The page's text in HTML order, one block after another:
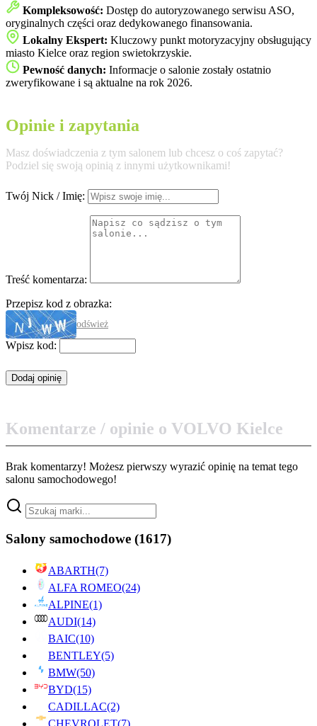
Kompleksowość: Dostęp do autoryzowanego serwisu ASO,
oryginalnych części oraz dedykowanego finansowania.
Lokalny Ekspert: Kluczowy punkt motoryzacyjny obsługujący
miasto Kielce oraz region swietokrzyskie.
Pewność danych: Informacje o salonie zostały ostatnio
zweryfikowane i są aktualne na rok 2026.
Opinie i zapytania
Masz doświadczenia z tym salonem lub chcesz o coś zapytać?
Podziel się swoją opinią z innymi użytkownikami!
Twój Nick / Imię:
Treść komentarza:
Przepisz kod z obrazka:
odśwież
Wpisz kod:
Komentarze / opinie o VOLVO Kielce
Brak komentarzy! Możesz pierwszy wyrazić opinię na temat tego
salonu samochodowego!
Salony samochodowe (1617)
ABARTH(7)
ALFA ROMEO(24)
ALPINE(1)
AUDI(14)
BAIC(10)
BENTLEY(5)
BMW(50)
BYD(15)
CADILLAC(2)